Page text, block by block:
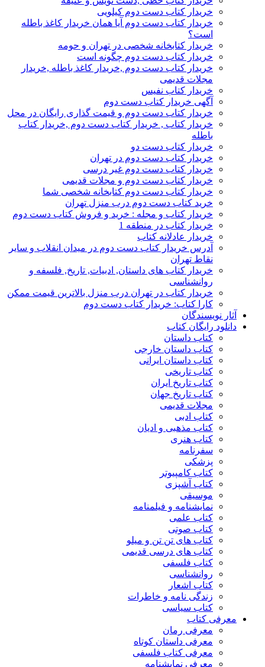
خریدار کتاب دست دوم کیلویی
خریدار کتاب دست دوم آیا همان خریدار کاغذ باطله
است؟
خریدار کتابخانه شخصی در تهران و حومه
خریدار کتاب دست دوم چگونه است
خریدار کتاب دست دوم ,خریدار کاغذ باطله ,خریدار
مجلات قدیمی
خریدار کتاب نفیس
آگهی خریدار کتاب دست دوم
خریدار کتاب دست دوم و قیمت گذاری رایگان در محل
خریدار کتاب , خریدار کتاب دست دوم ,خریدار کتاب
باطله
خریدار کتاب دست دو
خریدار کتاب دست دوم در تهران
خریدار کتاب دست دوم غیر درسی
خریدار کتاب دست دوم و مجلات قدیمی
خریدار کتاب دست دوم کتابخانه شخصی شما
خرید کتاب دست دوم درب منزل تهران
خریدار کتاب و مجله : خرید و فروش کتاب دست دوم
خریدار کتاب در منطقه 1
خریدار عادلانه کتاب
آدرس خریدار کتاب دست دوم در میدان انقلاب و سایر
نقاط تهران
خریدار کتاب های داستان, ادبیات, تاریخ, فلسفه و
روانشناسی
خریدار کتاب در تهران درب منزل بالاترین قیمت ممکن
کارا کتاب: خریدار کتاب دست دوم
آثار نویسندگان
دانلود رایگان کتاب
کتاب داستان
کتاب داستان خارجی
کتاب داستان ایرانی
کتاب تاریخی
کتاب تاریخ ایران
کتاب تاریخ جهان
مجلات قدیمی
کتاب ادبی
کتاب مذهبی و ادیان
کتاب هنری
سفرنامه
پزشکی
کتاب کامپیوتر
کتاب آشپزی
موسیقی
نمایشنامه و فیلمنامه
کتاب علمی
کتاب صوتی
کتاب های تن تن و میلو
کتاب های درسی قدیمی
کتاب فلسفی
روانشناسی
کتاب اشعار
زندگی نامه و خاطرات
کتاب سیاسی
معرفی کتاب
معرفی رمان
معرفی داستان کوتاه
معرفی کتاب فلسفی
معرفی نمایشنامه